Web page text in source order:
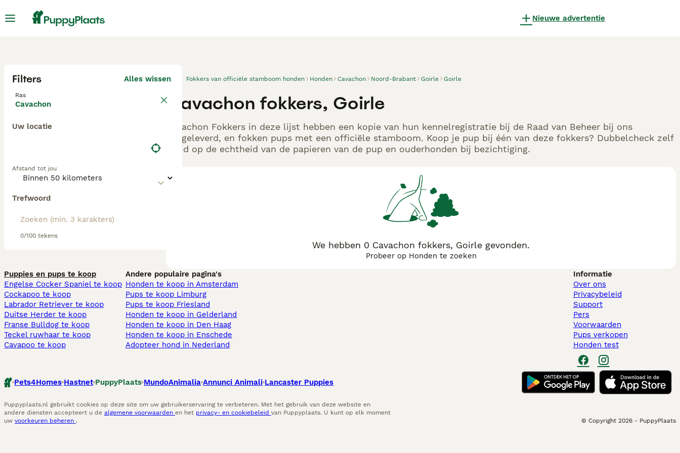
Nieuwe advertentie
Filters Alles wissen
Ras
Cavachon
Uw locatie
Afstand tot jou
Trefwoord
0/100 tekens
Fokkers van officiële stamboom honden Honden Cavachon Noord-Brabant Goirle Goirle
Cavachon fokkers, Goirle
Cavachon Fokkers in deze lijst hebben een kopie van hun kennelregistratie bij de Raad van Beheer bij ons
aangeleverd, en fokken pups met een officiële stamboom. Koop je pup bij één van deze fokkers? Dubbelcheck zelf
altijd op de echtheid van de papieren van de pup en ouderhonden bij bezichtiging.
We hebben 0 Cavachon fokkers, Goirle gevonden.
Probeer op Honden te zoeken
Puppies en pups te koop
Engelse Cocker Spaniel te koop
Cockapoo te koop
Labrador Retriever te koop
Duitse Herder te koop
Franse Bulldog te koop
Teckel ruwhaar te koop
Cavapoo te koop
Andere populaire pagina's
Honden te koop in Amsterdam
Pups te koop Limburg​
Pups te koop Friesland​
Honden te koop in Gelderland
Honden te koop in Den Haag
Honden te koop in Enschede
Adopteer hond in Nederland
Informatie
Over ons
Privacybeleid
Support
Pers
Voorwaarden
Pups verkopen
Honden test
Pets4Homes Hastnet PuppyPlaats MundoAnimalia Annunci Animali Lancaster Puppies
Puppyplaats.nl gebruikt cookies op deze site om uw gebruikerservaring te verbeteren. Met het gebruik van deze website en
andere diensten accepteert u de algemene voorwaarden en het privacy- en cookiebeleid van Puppyplaats. U kunt op elk moment
uw voorkeuren beheren . © Copyright 2026 - PuppyPlaats